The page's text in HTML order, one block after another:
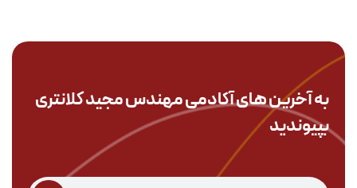
به آخرین های آکادمیمهندس مجید کلانتری
بپیوندید